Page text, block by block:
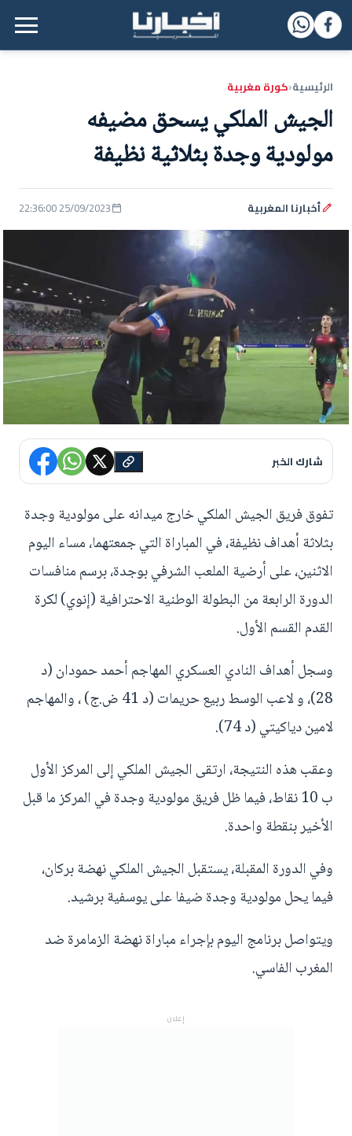
القائمة الرئيسية
الرئيسية‹كورة مغربية
الجيش الملكي يسحق مضيفه
مولودية وجدة بثلاثية نظيفة
أخبارنا المغربية 25/09/2023 22:36:00
شارك الخبر
تفوق فريق الجيش الملكي خارج ميدانه على مولودية وجدة
بثلاثة أهداف نظيفة، في المباراة التي جمعتهما، مساء اليوم
الاثنين، على أرضية الملعب الشرفي بوجدة، برسم منافسات
الدورة الرابعة من البطولة الوطنية الاحترافية (إنوي) لكرة
القدم القسم الأول.
وسجل أهداف النادي العسكري المهاجم أحمد حمودان (د
28)، و لاعب الوسط ربيع حريمات (د 41 ض.ج) ، والمهاجم
لامين دياكيتي (د 74).
وعقب هذه النتيجة، ارتقى الجيش الملكي إلى المركز الأول
ب 10 نقاط، فيما ظل فريق مولودية وجدة في المركز ما قبل
الأخير بنقطة واحدة.
وفي الدورة المقبلة، يستقبل الجيش الملكي نهضة بركان،
فيما يحل مولودية وجدة ضيفا على يوسفية برشيد.
ويتواصل برنامج اليوم بإجراء مباراة نهضة الزمامرة ضد
المغرب الفاسي.
إعلان